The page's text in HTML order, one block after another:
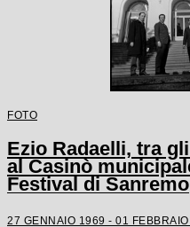
FOTO
Ezio Radaelli, tra
al Casinò
Festival di Sanremo
27 GENNAIO 1969 - 01